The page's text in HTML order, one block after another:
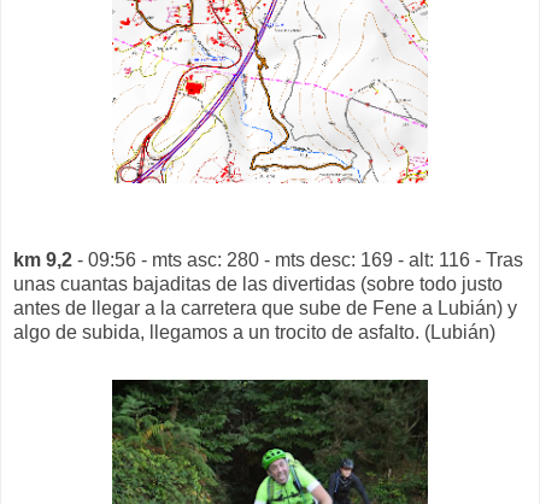
km 9,2 - 09:56 - mts asc: 280 - mts desc: 169 - alt: 116 - Tras
unas cuantas bajaditas de las divertidas (sobre todo justo
antes de llegar a la carretera que sube de Fene a Lubián) y
algo de subida, llegamos a un trocito de asfalto. (Lubián)